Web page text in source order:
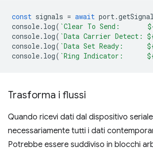
const signals = await port.
console. log( `Clear To Send:
console. log( `Data Carrier Detect:
console. log( `Data Set Ready:
console. log( `Ring Indicator:
Trasforma i flussi
Quando ricevi dati dal dispositivo
necessariamente tutti i dati
Potrebbe essere suddiviso in blocchi